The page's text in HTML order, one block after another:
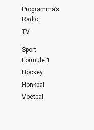
Programma’s
Radio
TV
Sport
Formule 1
Hockey
Honkbal
Voetbal